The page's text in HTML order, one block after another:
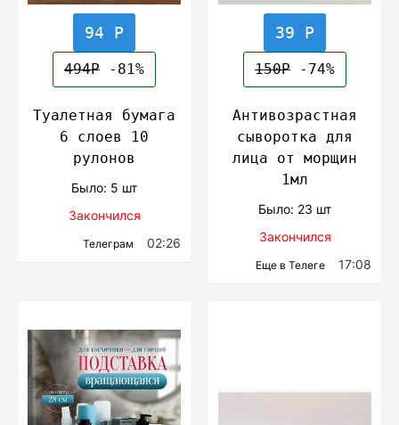
94 Р
494Р -81%
Туалетная бумага
6 слоев 10
рулонов
Было: 5 шт
Закончился
Телеграм 02:26
39 Р
150Р -74%
Антивозрастная
сыворотка для
лица от морщин
1мл
Было: 23 шт
Закончился
Еще в Телеге 17:08